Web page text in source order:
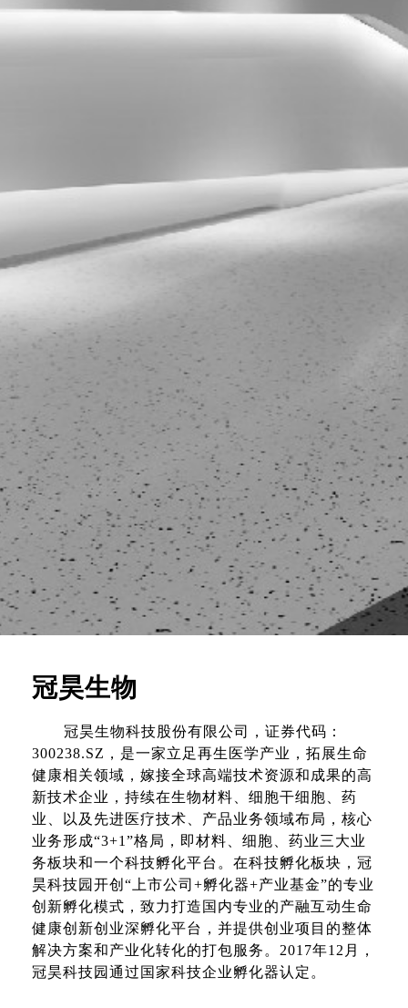
冠昊生物
冠昊生物科技股份有限公司，证券代码：
300238.SZ，是一家立足再生医学产业，拓展生命
健康相关领域，嫁接全球高端技术资源和成果的高
新技术企业，持续在生物材料、细胞干细胞、药
业、以及先进医疗技术、产品业务领域布局，核心
业务形成“3+1”格局，即材料、细胞、药业三大业
务板块和一个科技孵化平台。在科技孵化板块，冠
昊科技园开创“上市公司+孵化器+产业基金”的专业
创新孵化模式，致力打造国内专业的产融互动生命
健康创新创业深孵化平台，并提供创业项目的整体
解决方案和产业化转化的打包服务。2017年12月，
冠昊科技园通过国家科技企业孵化器认定。